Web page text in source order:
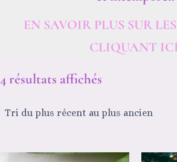
EN SAVOIR PLUS SUR
CLIQUANT ICI
4 résultats affichés